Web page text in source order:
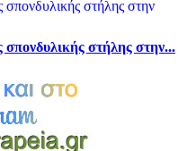
στήλης στην...